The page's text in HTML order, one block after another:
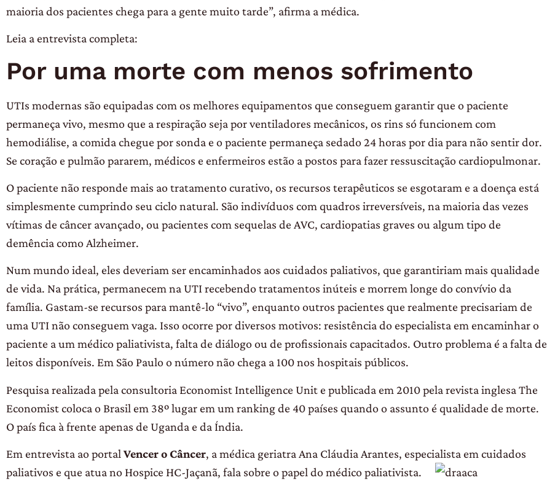
maioria dos pacientes chega para a gente muito tarde”, afirma a médica.
Leia a entrevista completa:
Por uma morte com menos sofrimento
UTIs modernas são equipadas com os melhores equipamentos que conseguem garantir que o paciente
permaneça vivo, mesmo que a respiração seja por ventiladores mecânicos, os rins só funcionem com
hemodiálise, a comida chegue por sonda e o paciente permaneça sedado 24 horas por dia para não sentir dor.
Se coração e pulmão pararem, médicos e enfermeiros estão a postos para fazer ressuscitação cardiopulmonar.
O paciente não responde mais ao tratamento curativo, os recursos terapêuticos se esgotaram e a doença está
simplesmente cumprindo seu ciclo natural. São indivíduos com quadros irreversíveis, na maioria das vezes
vítimas de câncer avançado, ou pacientes com sequelas de AVC, cardiopatias graves ou algum tipo de
demência como Alzheimer.
Num mundo ideal, eles deveriam ser encaminhados aos cuidados paliativos, que garantiriam mais qualidade
de vida. Na prática, permanecem na UTI recebendo tratamentos inúteis e morrem longe do convívio da
família. Gastam-se recursos para mantê-lo “vivo”, enquanto outros pacientes que realmente precisariam de
uma UTI não conseguem vaga. Isso ocorre por diversos motivos: resistência do especialista em encaminhar o
paciente a um médico paliativista, falta de diálogo ou de profissionais capacitados. Outro problema é a falta de
leitos disponíveis. Em São Paulo o número não chega a 100 nos hospitais públicos.
Pesquisa realizada pela consultoria Economist Intelligence Unit e publicada em 2010 pela revista inglesa The
Economist coloca o Brasil em 38º lugar em um ranking de 40 países quando o assunto é qualidade de morte.
O país fica à frente apenas de Uganda e da Índia.
Em entrevista ao portal Vencer o Câncer, a médica geriatra Ana Cláudia Arantes, especialista em cuidados
paliativos e que atua no Hospice HC-Jaçanã, fala sobre o papel do médico paliativista.